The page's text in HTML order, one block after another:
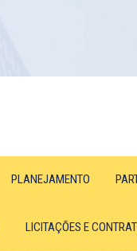
PLANEJAMENTO
LICITAÇÕES E